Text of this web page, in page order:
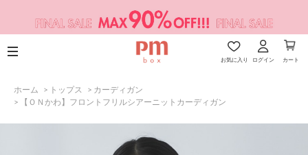
お気に入り ログイン カート
ホーム > トップス > カーディガン
>
【ＯＮかわ】フロントフリルシアーニットカーディガン